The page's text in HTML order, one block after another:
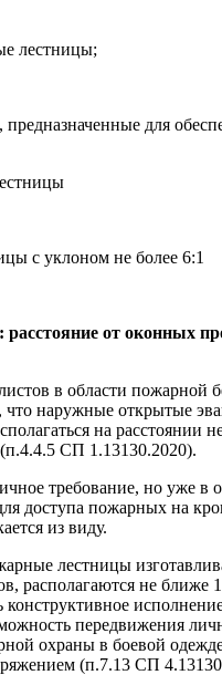
лестницы;
для
с уклоном не более 6:1
от оконных
в области пожарной
что наружные открытые
на расстоянии
СП 1.13130.2020).
требование, но уже в
доступа пожарных на
из виду.
лестницы
располагаются не ближе
передвижения
охраны в боевой
(п.7.13 СП